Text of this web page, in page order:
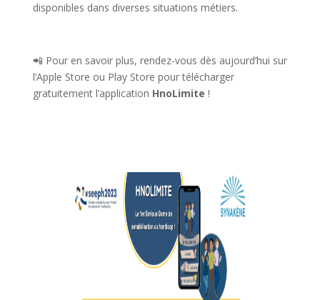
disponibles dans diverses situations métiers.
📲 Pour en savoir plus, rendez-vous dès aujourd’hui sur
l’Apple Store ou Play Store pour télécharger
gratuitement l’application HnoLimite !